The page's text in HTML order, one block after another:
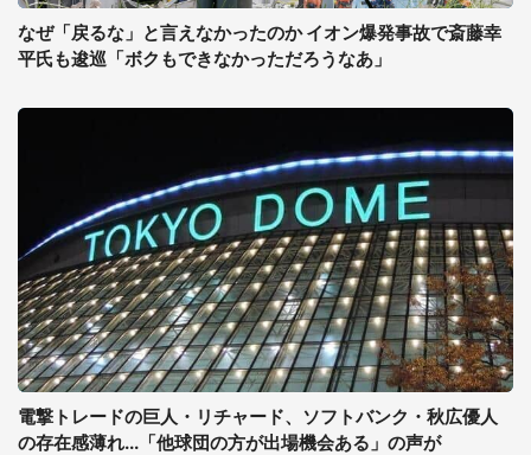
なぜ「戻るな」と言えなかったのか イオン爆発事故で斎藤幸
平氏も逡巡「ボクもできなかっただろうなあ」
電撃トレードの巨人・リチャード、ソフトバンク・秋広優人
の存在感薄れ...「他球団の方が出場機会ある」の声が